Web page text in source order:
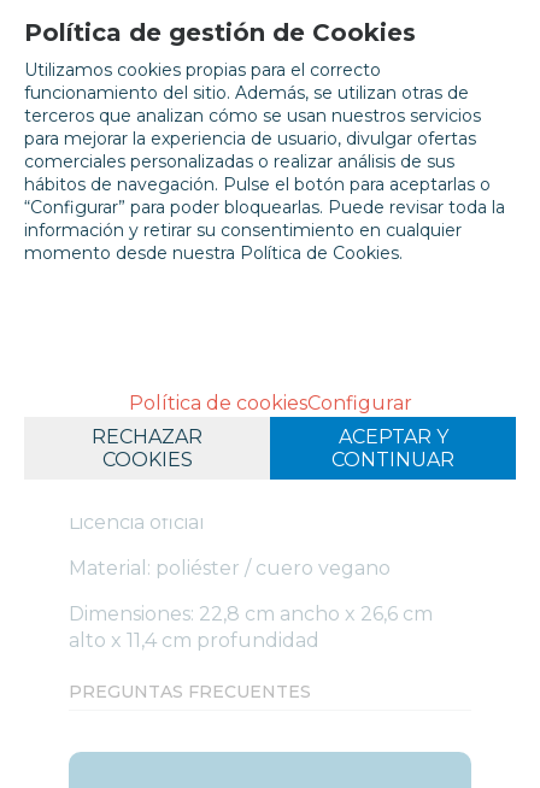
alto x 11,4 cm profundidad
ESPECIFICACIONES
Las mini mochilas Loungefly son el
complemento perfecto para dar un
toque especial a tu look del día a día.
Tiene correas ajustables para los hombros
mochila. Conoce los diseños Loungefly
con tus licencias y personajes favoritos!
Licencia oficial
Material: poliéster / cuero vegano
Dimensiones: 22,8 cm ancho x 26,6 cm
alto x 11,4 cm profundidad
PREGUNTAS FRECUENTES
Política de gestión de Cookies
Utilizamos cookies propias para el correcto
funcionamiento del sitio. Además, se utilizan otras de
terceros que analizan cómo se usan nuestros servicios
para mejorar la experiencia de usuario, divulgar ofertas
comerciales personalizadas o realizar análisis de sus
hábitos de navegación. Pulse el botón para aceptarlas o
“Configurar” para poder bloquearlas. Puede revisar toda la
información y retirar su consentimiento en cualquier
momento desde nuestra Política de Cookies.
Política de cookiesConfigurar
RECHAZAR
COOKIES
ACEPTAR Y
CONTINUAR